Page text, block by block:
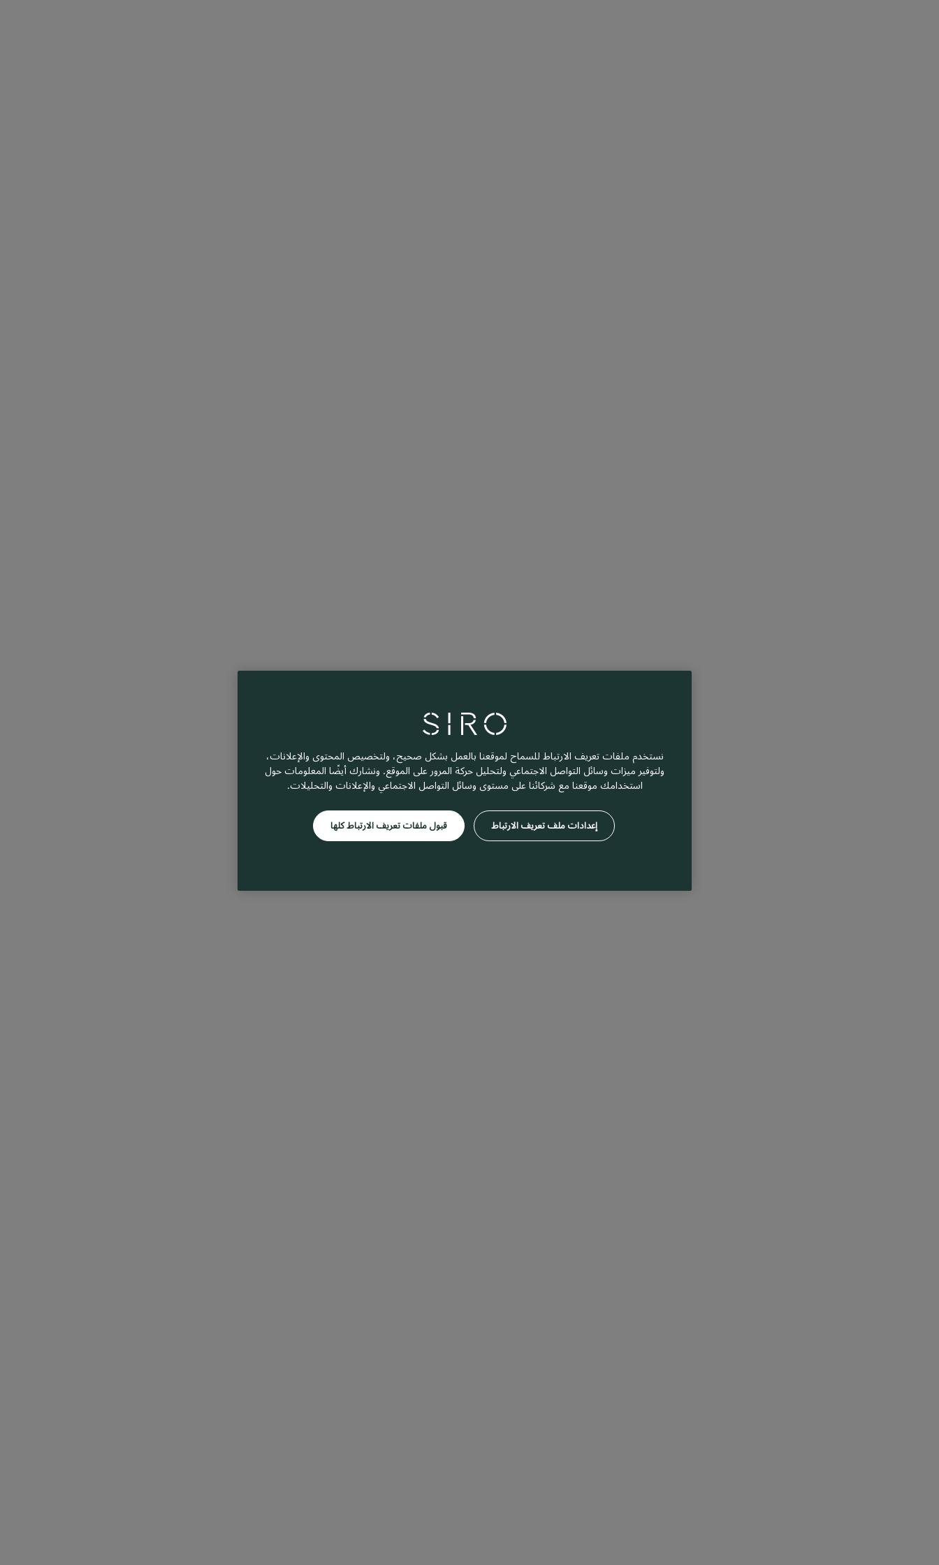
نستخدم ملفات تعريف الارتباط للسماح لموقعنا بالعمل بشكل صحيح، ولتخصيص المحتوى والإعلانات،
ولتوفير ميزات وسائل التواصل الاجتماعي ولتحليل حركة المرور على الموقع. ونشارك أيضًا المعلومات حول
استخدامك موقعنا مع شركائنا على مستوى وسائل التواصل الاجتماعي والإعلانات والتحليلات.
قبول ملفات تعريف الارتباط كلها إعدادات ملف تعريف الارتباط